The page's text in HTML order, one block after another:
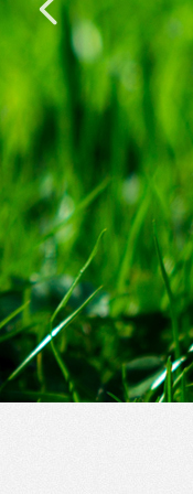
넳